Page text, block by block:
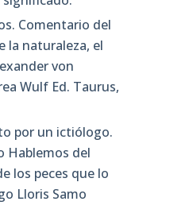
Comentario del
la naturaleza, el
von
Wulf Ed. Taurus,
por un ictiólogo.
Hablemos del
los peces que lo
Lloris Samo